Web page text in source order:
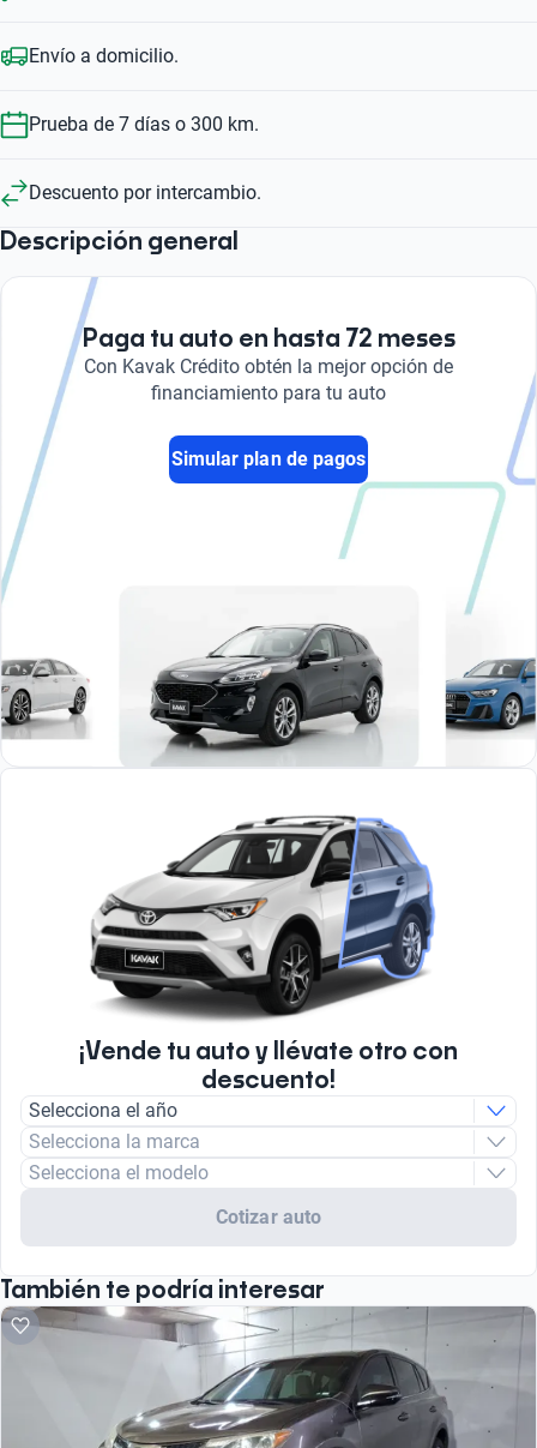
Envío a domicilio.
Prueba de 7 días o 300 km.
Descuento por intercambio.
Descripción general
Paga tu auto en hasta 72 meses
Con Kavak Crédito obtén la mejor opción de
financiamiento para tu auto
Simular plan de pagos
¡Vende tu auto y llévate otro con
descuento!
Selecciona el año
Selecciona la marca
Selecciona el modelo
Cotizar auto
También te podría interesar